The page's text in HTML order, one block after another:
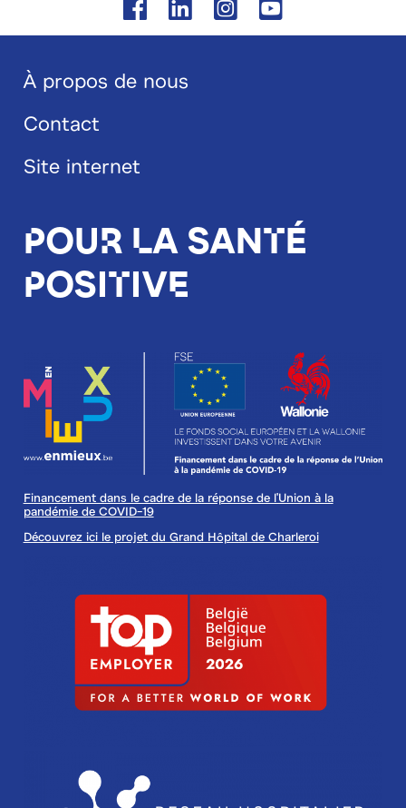
Blog
footer
À propos de nous
Contact
Site internet
Pour la santé
positive
Financement dans le cadre de la réponse de l'Union à la
pandémie de COVID-19
Découvrez ici le projet du Grand Hôpital de Charleroi